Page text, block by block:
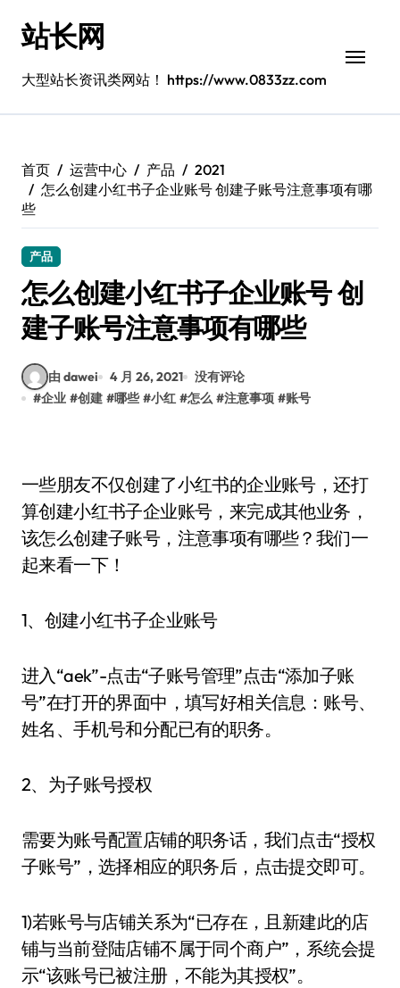
站长网
大型站长资讯类网站！ https://www.0833zz.com
首页 运营中心 产品
2021
怎么创建小红书子企业账号 创建子账号注意事项有哪
些
产品
怎么创建小红书子企业账号 创
建子账号注意事项有哪些
由 dawei 4 月 26, 2021
没有评论
#企业 #创建 #哪些 #小红 #怎么 #注意事项 #账号
一些朋友不仅创建了小红书的企业账号，还打
算创建小红书子企业账号，来完成其他业务，
该怎么创建子账号，注意事项有哪些？我们一
起来看一下！
1、创建小红书子企业账号
进入“aek”-点击“子账号管理”点击“添加子账
号”在打开的界面中，填写好相关信息：账号、
姓名、手机号和分配已有的职务。
2、为子账号授权
需要为账号配置店铺的职务话，我们点击“授权
子账号”，选择相应的职务后，点击提交即可。
1)若账号与店铺关系为“已存在，且新建此的店
铺与当前登陆店铺不属于同个商户”，系统会提
示“该账号已被注册，不能为其授权”。